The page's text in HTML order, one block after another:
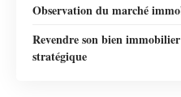
Observation du marché
Revendre son bien
stratégique